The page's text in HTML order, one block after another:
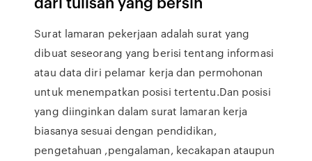
Surat lamaran pekerjaan adalah surat yang
dibuat seseorang yang berisi tentang informasi
atau data diri pelamar kerja dan permohonan
untuk menempatkan posisi tertentu.Dan posisi
yang diinginkan dalam surat lamaran kerja
biasanya sesuai dengan pendidikan,
pengetahuan ,pengalaman, kecakapan ataupun